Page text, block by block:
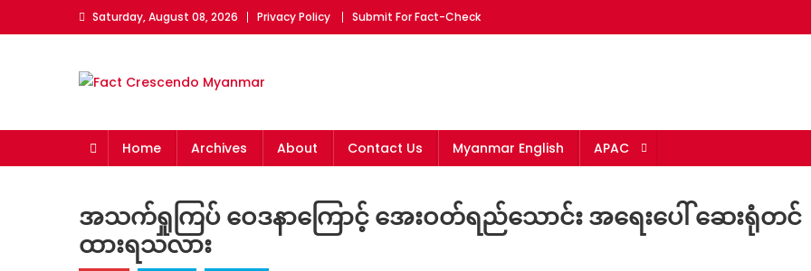
to
Saturday, August 08, 2026 Privacy Policy Submit For Fact-Check
Home Archives About Contact Us Myanmar English APAC
အသက်ရှုကြပ် ဝေဒနာကြောင့် အေးဝတ်ရည်သောင်း အရေးပေါ် ဆေးရုံတင်
ထားရသလား